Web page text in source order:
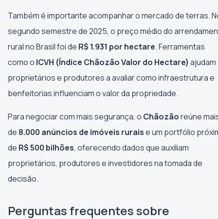
Também é importante acompanhar o mercado de terras.
segundo semestre de 2025, o preço médio do
rural no Brasil foi de R$ 1.931 por hectare. Ferramentas
como o ICVH (Índice Chãozão Valor do Hectare) ajudam
proprietários e produtores a avaliar como infraestrutura e
benfeitorias influenciam o valor da propriedade.
Para negociar com mais segurança, o Chãozãoreúne
de 8.000 anúncios de imóveis ruraise um portfólio
de R$ 500 bilhões, oferecendo dados que auxiliam
proprietários, produtores e investidores na tomada de
decisão.
Perguntas frequentes sobre